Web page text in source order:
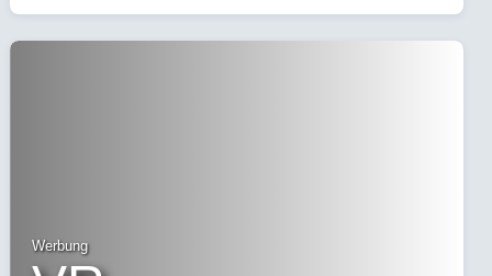
Werbung